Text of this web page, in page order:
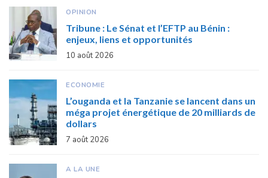
OPINION
Tribune : Le Sénat et l’EFTP au Bénin :
enjeux, liens et opportunités
10 août 2026
ECONOMIE
L’ouganda et la Tanzanie se lancent dans un
méga projet énergétique de 20 milliards de
dollars
7 août 2026
A LA UNE